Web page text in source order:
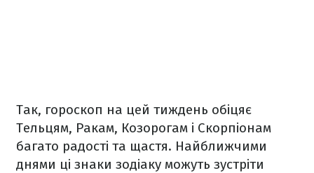
Так, гороскоп на цей тиждень обіцяє
Тельцям, Ракам, Козорогам і Скорпіонам
багато радості та щастя. Найближчими
днями ці знаки зодіаку можуть зустріти